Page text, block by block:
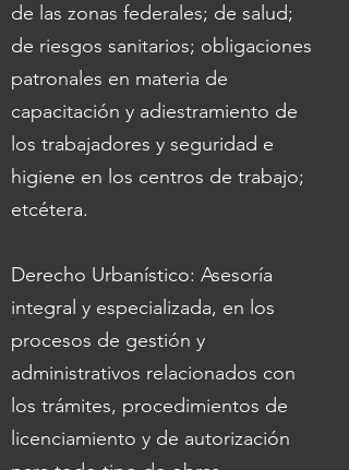
de las zonas federales; de salud;
de riesgos sanitarios; obligaciones
patronales en materia de
capacitación y adiestramiento de
los trabajadores y seguridad e
higiene en los centros de trabajo;
etcétera.
Derecho Urbanístico: Asesoría
integral y especializada, en los
procesos de gestión y
administrativos relacionados con
los trámites, procedimientos de
licenciamiento y de autorización